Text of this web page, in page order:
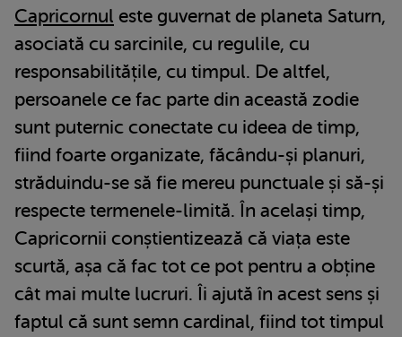
Capricornul este guvernat de planeta Saturn,
asociată cu sarcinile, cu regulile, cu
responsabilitățile, cu timpul. De altfel,
persoanele ce fac parte din această zodie
sunt puternic conectate cu ideea de timp,
fiind foarte organizate, făcându-și planuri,
străduindu-se să fie mereu punctuale și să-și
respecte termenele-limită. În același timp,
Capricornii conștientizează că viața este
scurtă, așa că fac tot ce pot pentru a obține
cât mai multe lucruri. Îi ajută în acest sens și
faptul că sunt semn cardinal, fiind tot timpul